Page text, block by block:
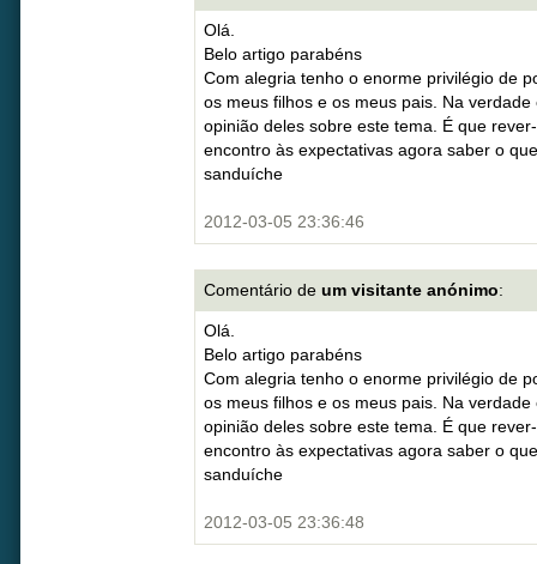
Olá.
Belo artigo parabéns
Com alegria tenho o enorme privilégio de
os meus filhos e os meus pais. Na
opinião deles sobre este tema. É que
encontro às expectativas agora saber o
sanduíche
2012-03-05 23:36:46
Comentário de um visitante anónimo:
Olá.
Belo artigo parabéns
Com alegria tenho o enorme privilégio de
os meus filhos e os meus pais. Na
opinião deles sobre este tema. É que
encontro às expectativas agora saber o
sanduíche
2012-03-05 23:36:48